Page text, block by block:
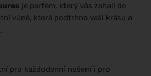
je parfém, který vás zahalí do
vůně, která podtrhne vaši krásu a
pro každodenní nošení i pro